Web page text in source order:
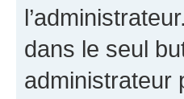
dans le seul
administrateur